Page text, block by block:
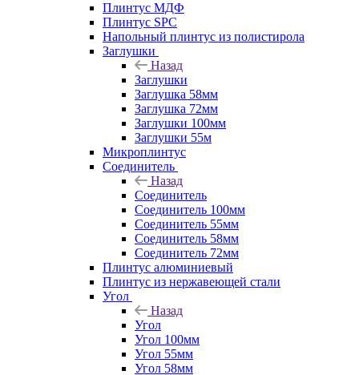
Плинтус МДФ
Плинтус SPC
Напольный плинтус из полистирола
Заглушки
Назад
Заглушки
Заглушка 58мм
Заглушка 72мм
Заглушки 100мм
Заглушки 55м
Микроплинтус
Соединитель
Назад
Соединитель
Соединитель 100мм
Соединитель 55мм
Соединитель 58мм
Соединитель 72мм
Плинтус алюминиевый
Плинтус из нержавеющей стали
Угол
Назад
Угол
Угол 100мм
Угол 55мм
Угол 58мм